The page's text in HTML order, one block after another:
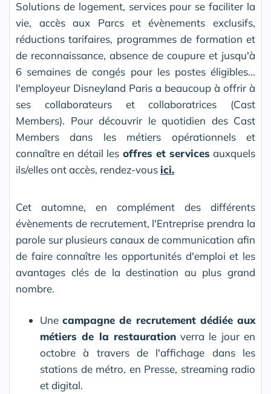
Solutions de logement, services pour se faciliter la
vie, accès aux Parcs et évènements exclusifs,
réductions tarifaires, programmes de formation et
de reconnaissance, absence de coupure et jusqu'à
6 semaines de congés pour les postes éligibles...
l'employeur Disneyland Paris a beaucoup à offrir à
ses collaborateurs et collaboratrices (Cast
Members). Pour découvrir le quotidien des Cast
Members dans les métiers opérationnels et
connaître en détail les offres et services auxquels
ils/elles ont accès, rendez-vous ici.
Cet automne, en complément des différents
évènements de recrutement, l'Entreprise prendra la
parole sur plusieurs canaux de communication afin
de faire connaître les opportunités d'emploi et les
avantages clés de la destination au plus grand
nombre.
Unecampagne de recrutement dédiée aux
métiers de la restaurationverra le jour en
octobre à travers de l'affichage dans les
stations de métro, en Presse, streaming radio
et digital.